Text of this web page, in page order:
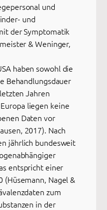
und
und
der Symptomatik
& Weninger,
haben sowohl die
Behandlungsdauer
Jahren
liegen keine
Daten vor
2017). Nach
jährlich bundesweit
entspricht einer
(Hüsemann, Nagel &
zum
in der